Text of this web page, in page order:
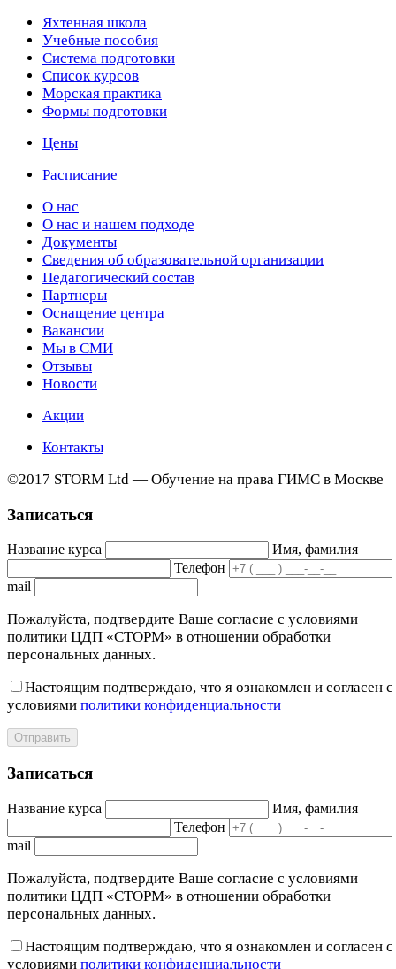
Яхтенная школа
Учебные пособия
Cистема подготовки
Список курсов
Морская практика
Формы подготовки
Цены
Расписание
О нас
О нас и нашем подходе
Документы
Сведения об образовательной организации
Педагогический состав
Партнеры
Оснащение центра
Вакансии
Мы в СМИ
Отзывы
Новости
Акции
Контакты
©2017 STORM Ltd — Обучение на права ГИМС в Москве
Записаться
Название курса
Имя, фамилия
Телефон
mail
Пожалуйста, подтвердите Ваше согласие с условиями
политики ЦДП «СТОРМ» в отношении обработки
персональных данных.
Настоящим подтверждаю, что я ознакомлен и согласен с
условиями политики конфиденциальности
Отправить
Записаться
Название курса
Имя, фамилия
Телефон
mail
Пожалуйста, подтвердите Ваше согласие с условиями
политики ЦДП «СТОРМ» в отношении обработки
персональных данных.
Настоящим подтверждаю, что я ознакомлен и согласен с
условиями политики конфиденциальности